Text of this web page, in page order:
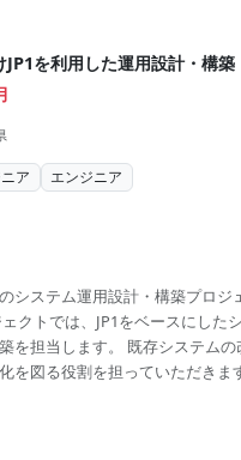
JP1を利用した運用設計・構築
ア エンジニア
システム運用設計・構築プロジ
クトでは、JP1をベースにした
を担当します。 既存システム
を図る役割を担っていただきま
術力とコミュニケーション能力
す。 【アピールポイント】 ・大